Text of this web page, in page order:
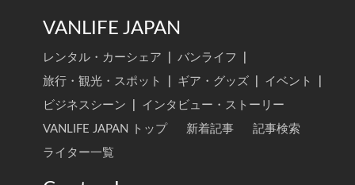
VANLIFE JAPAN
レンタル・カーシェア バンライフ
旅行・観光・スポット
ギア・グッズ イベント
ビジネスシーン
インタビュー・ストーリー
VANLIFE JAPAN トップ
新着記事
記事検索
ライター一覧